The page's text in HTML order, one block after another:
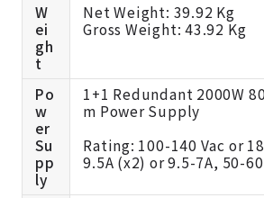
W
ei
gh
t
Net Weight: 39.92 Kg
Gross Weight: 43.92 Kg
Po
w
er
Su
pp
ly
1+1 Redundant 2000W
m Power Supply
Rating: 100-140 Vac or
9.5A (x2) or 9.5-7A, 50-